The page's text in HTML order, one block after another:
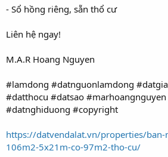
- Sổ hồng riêng, sẵn thổ cư
Liên hệ ngay!
M.A.R Hoang Nguyen
#lamdong #datnguonlamdong
#datthocu #datsao
#datnghiduong #copyright
https://datvendalat.vn/properties/ban-
106m2-5x21m-co-97m2-tho-cu/